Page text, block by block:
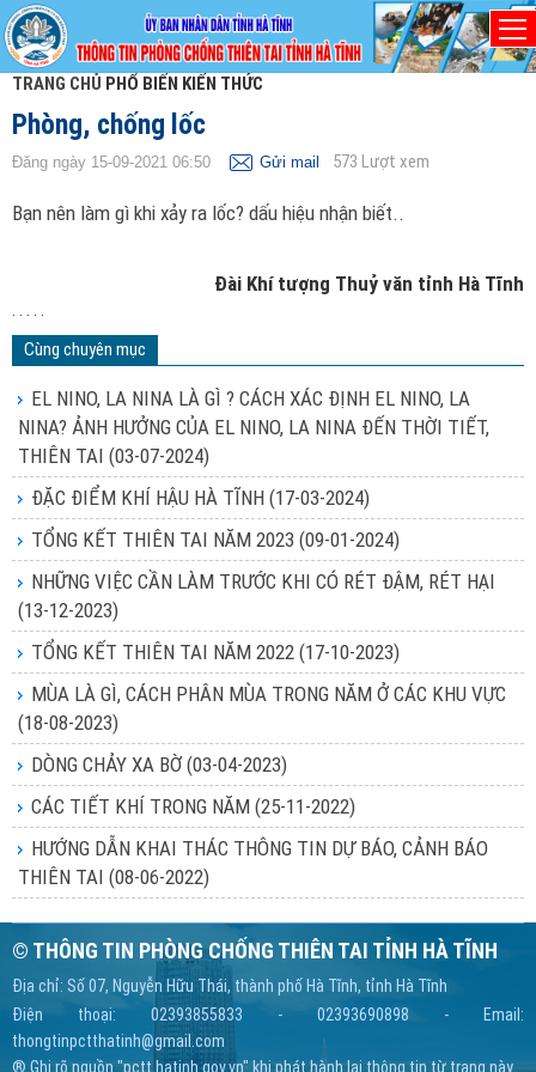
TRANG CHỦ PHỔ BIẾN KIẾN THỨC
Phòng, chống lốc
Đăng ngày 15-09-2021 06:50 Gửi mail 573 Lượt xem
Bạn nên làm gì khi xảy ra lốc? dấu hiệu nhận biết..
Đài Khí tượng Thuỷ văn tỉnh Hà Tĩnh
. . . . .
Cùng chuyên mục
EL NINO, LA NINA LÀ GÌ ? CÁCH XÁC ĐỊNH EL NINO, LA
NINA? ẢNH HƯỞNG CỦA EL NINO, LA NINA ĐẾN THỜI TIẾT,
THIÊN TAI (03-07-2024)
ĐẶC ĐIỂM KHÍ HẬU HÀ TĨNH (17-03-2024)
TỔNG KẾT THIÊN TAI NĂM 2023 (09-01-2024)
NHỮNG VIỆC CẦN LÀM TRƯỚC KHI CÓ RÉT ĐẬM, RÉT HẠI
(13-12-2023)
TỔNG KẾT THIÊN TAI NĂM 2022 (17-10-2023)
MÙA LÀ GÌ, CÁCH PHÂN MÙA TRONG NĂM Ở CÁC KHU VỰC
(18-08-2023)
DÒNG CHẢY XA BỜ (03-04-2023)
CÁC TIẾT KHÍ TRONG NĂM (25-11-2022)
HƯỚNG DẪN KHAI THÁC THÔNG TIN DỰ BÁO, CẢNH BÁO
THIÊN TAI (08-06-2022)
© THÔNG TIN PHÒNG CHỐNG THIÊN TAI TỈNH HÀ TĨNH
Địa chỉ: Số 07, Nguyễn Hữu Thái, thành phố Hà Tĩnh, tỉnh Hà Tĩnh
Điện thoại: 02393855833 - 02393690898 - Email:
thongtinpctthatinh@gmail.com
® Ghi rõ nguồn "pctt.hatinh.gov.vn" khi phát hành lại thông tin từ trang này.